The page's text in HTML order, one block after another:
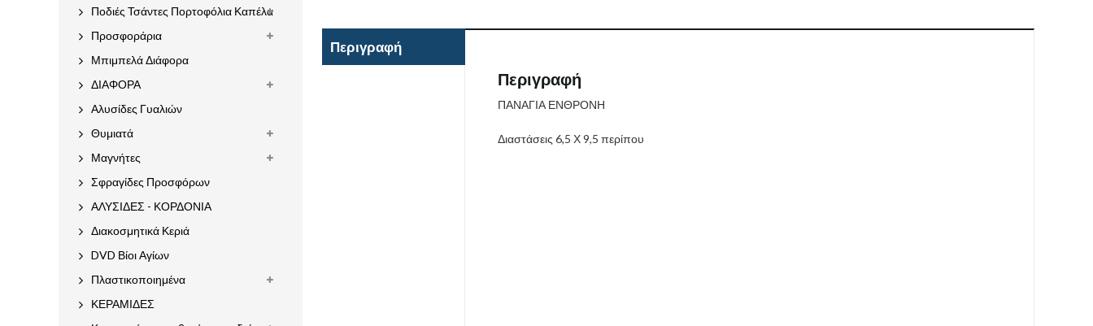
Περιγραφή
Περιγραφή
ΠΑΝΑΓΙΑ ΕΝΘΡΟΝΗ
Διαστάσεις 6,5 Χ 9,5 περίπου
Ποδιές Τσάντες Πορτοφόλια Καπέλα
Προσφοράρια
Μπιμπελά Διάφορα
ΔΙΑΦΟΡΑ
Αλυσίδες Γυαλιών
Θυμιατά
Μαγνήτες
Σφραγίδες Προσφόρων
ΑΛΥΣΙΔΕΣ - ΚΟΡΔΟΝΙΑ
Διακοσμητικά Κεριά
DVD Βίοι Αγίων
Πλαστικοποιημένα
ΚΕΡΑΜΙΔΕΣ